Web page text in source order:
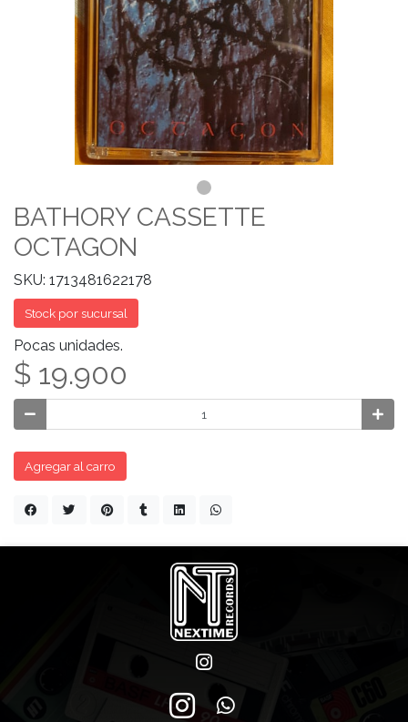
BATHORY CASSETTE
OCTAGON
SKU: 1713481622178
Stock por sucursal
Pocas unidades.
$ 19.900
Agregar al carro